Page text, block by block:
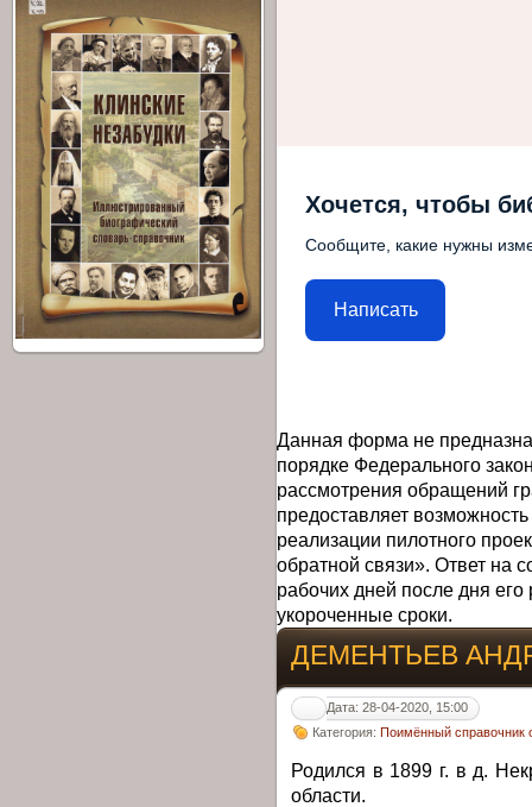
Хочется, чтобы
Сообщите, какие нужны
Написать
Данная форма не
порядке Федерального
рассмотрения обращений
предоставляет
реализации пилотного
обратной связи». Ответ на
рабочих дней после дня
укороченные сроки.
ДЕМЕНТЬЕВ
Дата: 28-04-2020, 15:00
Категория: Поимённый справочник
Родился в 1899 г. в д.
области.